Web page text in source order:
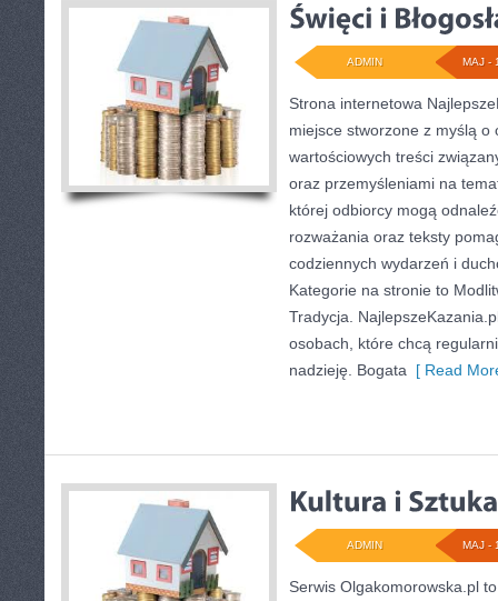
MAJ -
ADMIN
Strona internetowa
miejsce stworzone z myślą o
wartościowych treści
oraz przemyśleniami na
której odbiorcy mogą
rozważania oraz teksty
codziennych wydarzeń i
Kategorie na stronie to
Tradycja.
osobach, które chcą
nadzieję. Bogata [ Read
MAJ -
ADMIN
Serwis Olgakomorowska.pl